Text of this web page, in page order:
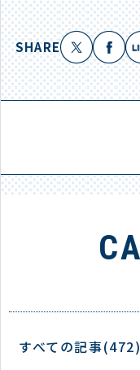
すべての記事(472)
SHARE